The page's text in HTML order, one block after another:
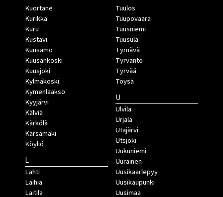
Kuortane
Kurikka
Kuru
Kustavi
Kuusamo
Kuusankoski
Kuusjoki
Kylmäkoski
Kymenlaakso
Kyyjärvi
Kälviä
Kärkölä
Kärsämäki
Köyliö
L
Lahti
Laihia
Laitila
Tuulos
Tuupovaara
Tuusniemi
Tuusula
Tyrnävä
Tyrväntö
Tyrvää
Töysä
U
Ulvila
Urjala
Utajärvi
Utsjoki
Uukuniemi
Uurainen
Uusikaarlepyy
Uusikaupunki
Uusimaa